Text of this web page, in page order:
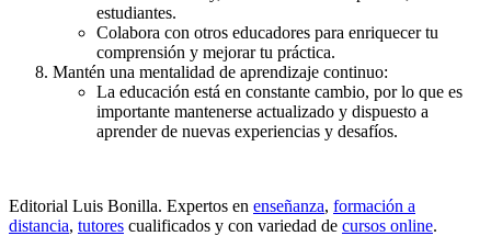
estudiantes.
Colabora con otros educadores para enriquecer tu
comprensión y mejorar tu práctica.
Mantén una mentalidad de aprendizaje continuo:
La educación está en constante cambio, por lo que es
importante mantenerse actualizado y dispuesto a
aprender de nuevas experiencias y desafíos.
Editorial Luis Bonilla. Expertos en enseñanza, formación a
distancia, tutores cualificados y con variedad de cursos online.